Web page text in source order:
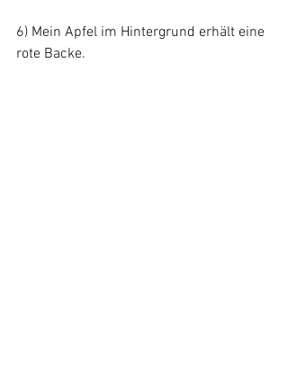
6) Mein Apfel im Hintergrund erhält eine
rote Backe.